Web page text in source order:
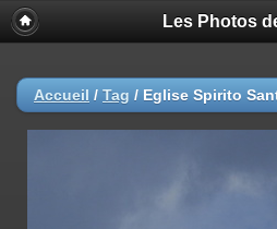
Les Photos
Accueil / Tag / Eglise Spirito